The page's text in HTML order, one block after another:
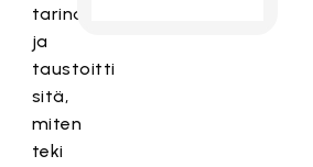
tarinansa
ja
taustoitti
sitä,
miten
teki